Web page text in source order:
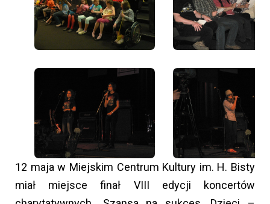
12 maja w Miejskim Centrum Kultury im. H. Bisty
miał miejsce finał VIII edycji koncertów